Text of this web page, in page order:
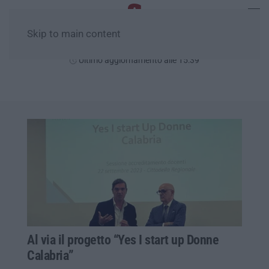
Skip to main content
Ultimo aggiornamento alle 15:39
Al via il progetto “Yes I start up Donne
Calabria”